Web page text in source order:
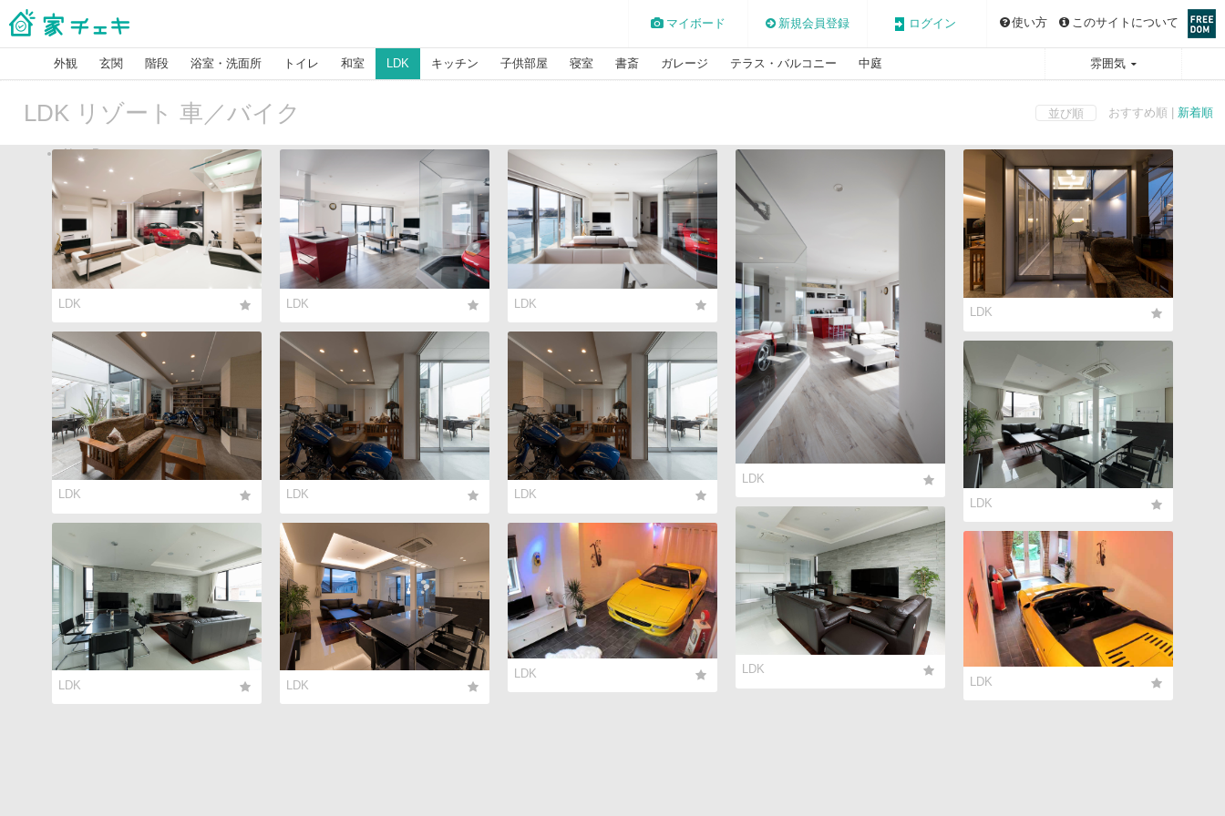
このサイトについて
使い方
マイボード 新規会員登録 ログイン
外観 玄関 階段 浴室・洗面所 トイレ 和室 LDK キッチン 子供部屋 寝室 書斎 ガレージ テラス・バルコニー 中庭 雰囲気
LDK リゾート 車／バイク 並び順 おすすめ順 | 新着順
LDK LDK LDK
LDK
LDK
LDK LDK LDK
LDK
LDK
LDK
LDK
LDK
LDK
Next Page